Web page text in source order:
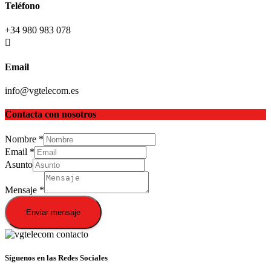
Teléfono
+34 980 983 078
Email
info@vgtelecom.es
Contacta con nosotros
Nombre *
Email *
Asunto
Mensaje *
Enviar mensaje
Síguenos en las Redes Sociales